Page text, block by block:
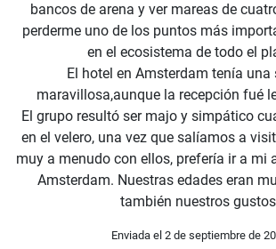
bancos de arena y ver mareas de
perderme uno de los puntos más
en el ecosistema de todo el
El hotel en Amsterdam tenía una
maravillosa,aunque la recepción fué
El grupo resultó ser majo y simpático
en el velero, una vez que salíamos a
muy a menudo con ellos, prefería ir a mi
Amsterdam. Nuestras edades eran
también nuestros
Enviada el 2 de septiembre de